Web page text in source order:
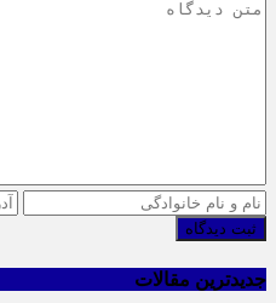
ثبت دیدگاه
جدیدترین مقالات